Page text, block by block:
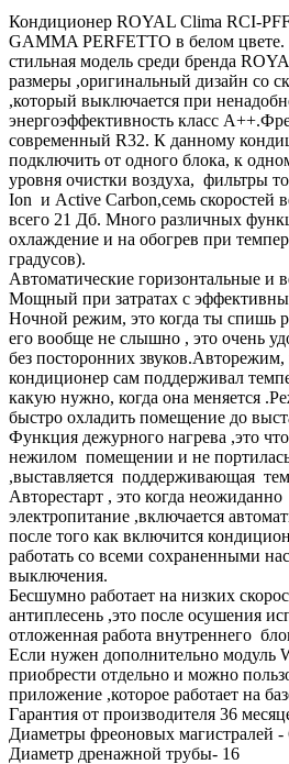
Кондиционер ROYAL Clima RCI-
GAMMA PERFETTO в белом
стильная модель среди бренда
размеры ,оригинальный дизайн со
,который выключается при
энергоэффективность класс
современный R32. К данному
подключить от одного блока, к
уровня очистки воздуха, фильтры
Ion и Active Carbon,семь скоростей
всего 21 Дб. Много различных
охлаждение и на обогрев при
градусов).
Автоматические горизонтальные и
Мощный при затратах с
Ночной режим, это когда ты спишь
его вообще не слышно , это очень
без посторонних
кондиционер сам поддерживал
какую нужно, когда она меняется
быстро охладить помещение до
Функция дежурного нагрева ,это
нежилом помещении и не портилась
,выставляется поддерживающая
Авторестарт , это когда
электропитание ,включается
после того как включится
работать со всеми сохраненными
выключения.
Бесшумно работает на низких
антиплесень ,это после осушения
отложенная работа внутреннего
Если нужен дополнительно модуль
приобрести отдельно и можно
приложение ,которое работает на
Гарантия от производителя 36
Диаметры фреоновых магистралей
Диаметр дренажной трубы- 16